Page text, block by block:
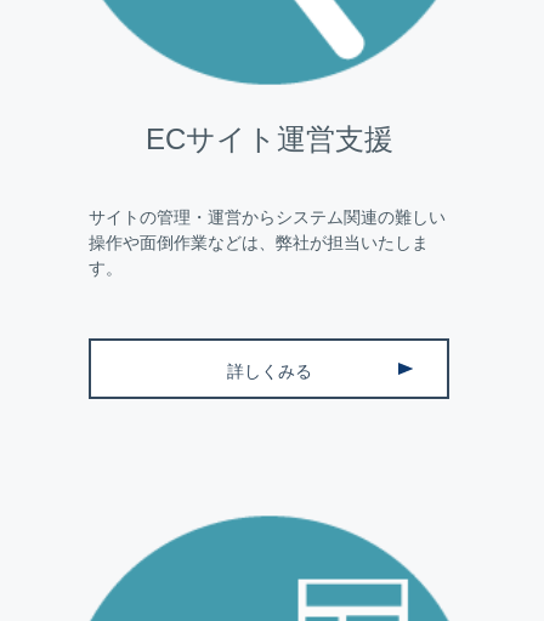
ECサイト運営支援
サイトの管理・運営からシステム関連の難しい
操作や面倒作業などは、弊社が担当いたしま
す。
詳しくみる